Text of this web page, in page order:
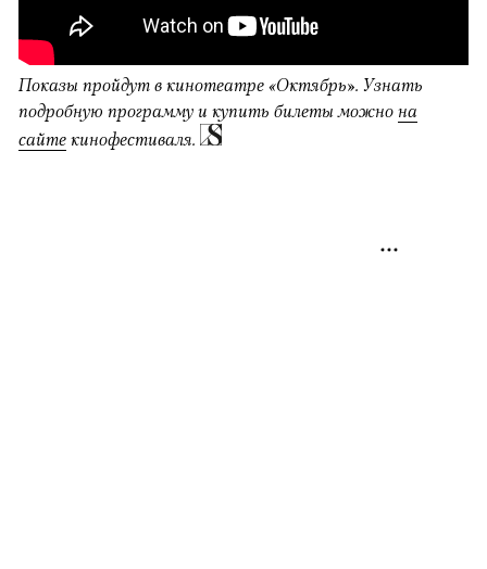
Показы пройдут в кинотеатре «Октябрь». Узнать
подробную программу и купить билеты можно на
сайте кинофестиваля.